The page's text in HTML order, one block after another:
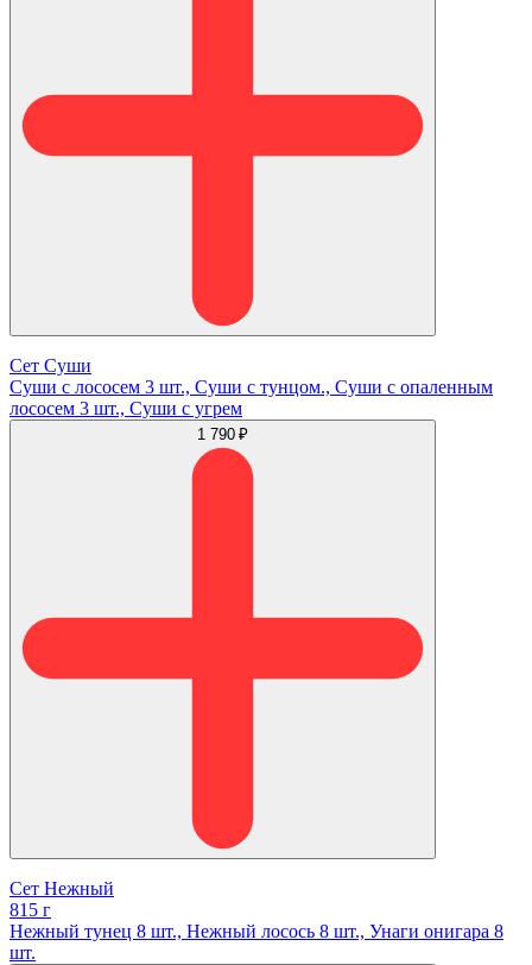
Сет Суши
Суши с лососем 3 шт., Суши с тунцом., Суши с опаленным
лососем 3 шт., Суши с угрем
1 790 ₽
Сет Нежный
815 г
Нежный тунец 8 шт., Нежный лосось 8 шт., Унаги онигара 8
шт.